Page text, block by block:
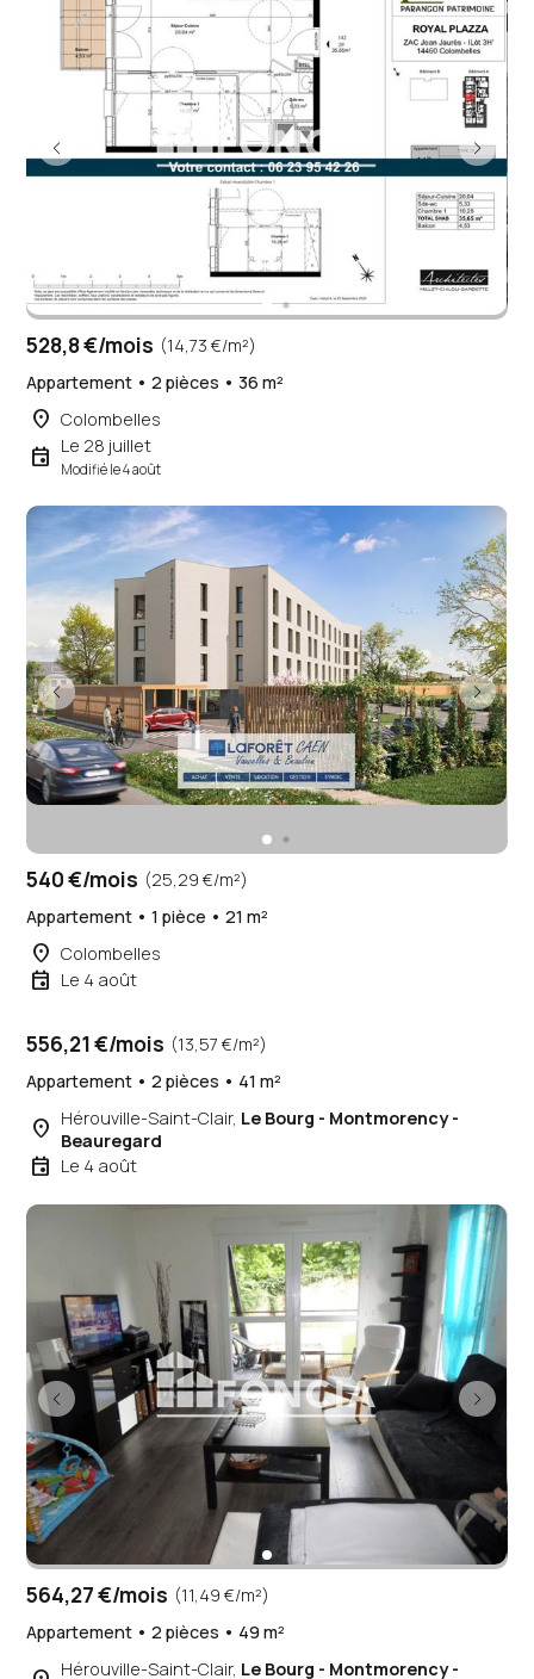
528,8 €/mois (14,73 €/m²)
Appartement • 2 pièces • 36 m²
place Colombelles
event Le 28 juillet
Modifié le 4 août
540 €/mois (25,29 €/m²)
Appartement • 1 pièce • 21 m²
place Colombelles
event Le 4 août
556,21 €/mois (13,57 €/m²)
Appartement • 2 pièces • 41 m²
place Hérouville-Saint-Clair, Le Bourg - Montmorency -
Beauregard
event Le 4 août
564,27 €/mois (11,49 €/m²)
Appartement • 2 pièces • 49 m²
Hérouville-Saint-Clair, Le Bourg - Montmorency -